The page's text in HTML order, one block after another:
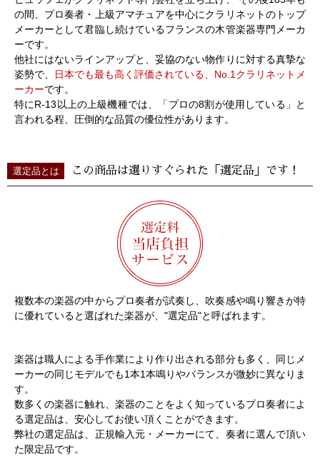
の間、プロ奏者・上級アマチュアを中心にクラリネットのトップ
メーカーとして君臨し続けているフランスの木管楽器専門メーカ
ーです。
他社にはないラインアップと、妥協のない物作りに対する真摯な
姿勢で、
日本でも最も高く評価されている、No.1クラリネットメ
ーカーです。
特にR-13以上の上級機種では、「プロの8割が使用している」と
言われる程、圧倒的な品質の優位性があります。
選定品とは この商品は選りすぐられた「選定品」です！
複数本の楽器の中からプロ奏者が試奏し、吹奏感や鳴り響きが特
に優れていると選ばれた楽器が、"選定品"と呼ばれます。
楽器は職人による手作業により作り出される部分も多く、同じメ
ーカーの同じモデルでも1本1本鳴りやバランスが微妙に異なりま
す。
数多くの楽器に触れ、楽器のことをよく知っているプロ奏者によ
る選定品は、安心してお使い頂くことができます。
弊社の選定品は、正規輸入元・メーカーにて、奏者に選んで頂い
た限定品です。